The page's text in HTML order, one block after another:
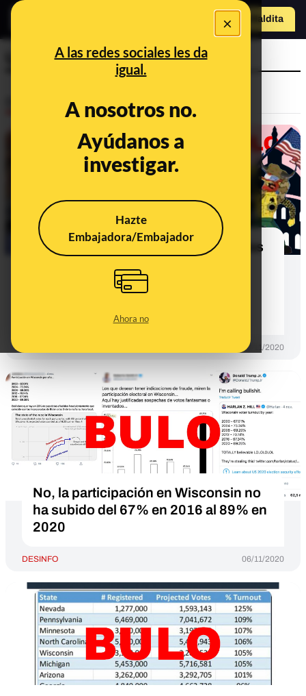
×
A las redes sociales les da
igual.
A nosotros no.
Ayúdanos a
investigar.
Hazte
Embajadora/Embajador
Ahora no
Hazte Maldito
77 bulos, desinformaciones y teorías
elecciones en EE.UU. y el
nombramiento de Biden como
30/11/2020
No, la participación en Wisconsin no
ha subido del 67% en 2016 al 89% en
2020
DESINFO 06/11/2020